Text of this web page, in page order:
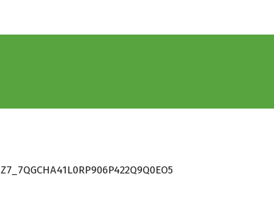
Z7_7QGCHA41L0RP906P422Q9Q0EO5